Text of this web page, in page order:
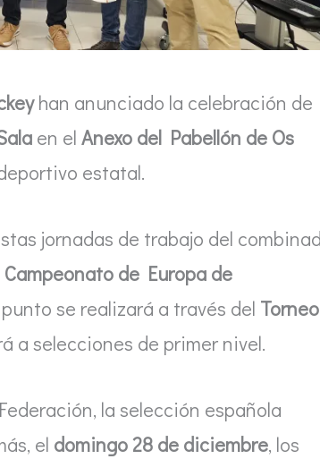
han anunciado la celebración de
en el Anexo del Pabellón de Os
estatal.
jornadas de trabajo del
Campeonato de Europa de
se realizará a través del Torneo
a selecciones de primer nivel.
la selección española
el domingo 28 de diciembre, los